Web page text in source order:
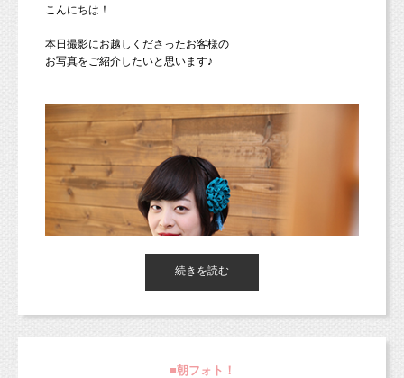
お子様とツーショットなども撮影しましょう♪
こんにちは！
本日撮影にお越しくださったお客様の
お写真をご紹介したいと思います♪
続きを読む
■朝フォト！